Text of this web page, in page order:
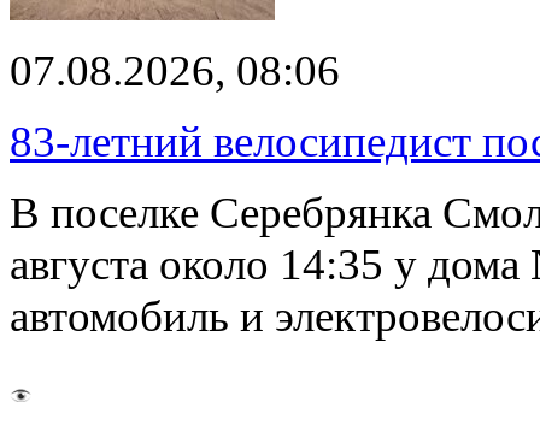
07.08.2026, 08:06
83-летний велосипедист
В поселке Серебрянка
августа около 14:35 у
автомобиль и